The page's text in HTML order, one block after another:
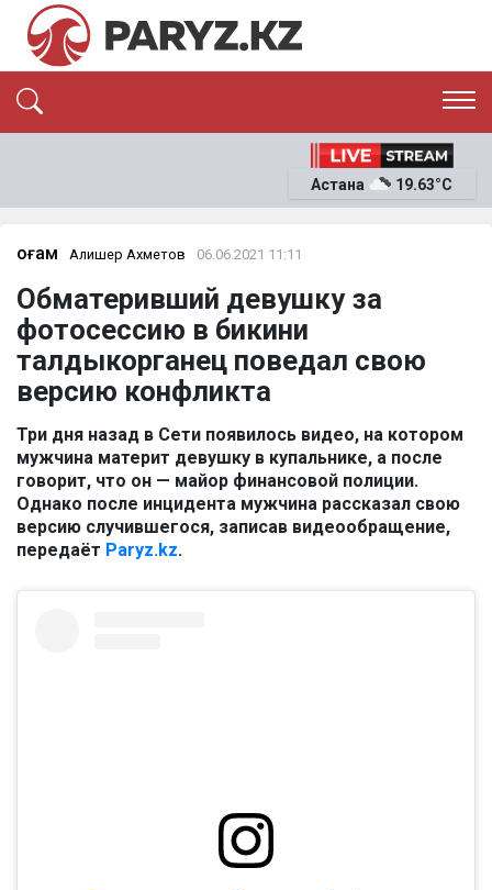
ЭКОНОМИКА
ОҚИҒА
News
Астана 19.63°C
Қоғам Алишер Ахметов 06.06.2021 11:11
Обматеривший девушку за
фотосессию в бикини
талдыкорганец поведал свою
версию конфликта
Три дня назад в Сети появилось видео, на котором
мужчина материт девушку в купальнике, а после
говорит, что он — майор финансовой полиции.
Однако после инцидента мужчина рассказал свою
версию случившегося, записав видеообращение,
передаёт Paryz.kz.